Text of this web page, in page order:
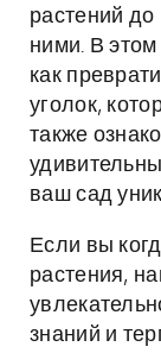
растений до
ними. В
как
уголок,
также
ваш сад
Если вы
растения,
знаний и